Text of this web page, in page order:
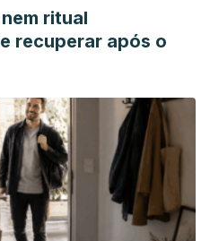
ritual
recuperar após o